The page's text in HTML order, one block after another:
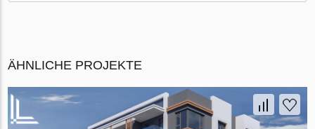
ÄHNLICHE PROJEKTE